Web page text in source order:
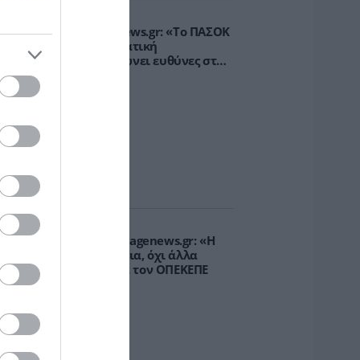
στο pagenews.gr: «Το ΠΑΣΟΚ
μπλοκάρει τη Συνταγματική
Αναθεώρηση και φορτώνει ευθύνες στη
χώρα»
Μυρτώ Κοροβέση στο pagenews.gr: «Η
κοινωνία ζητά διαφάνεια, όχι άλλα
– Τι λέει για τον ΟΠΕΚΕΠΕ